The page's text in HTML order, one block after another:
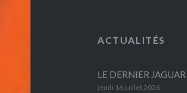
ACTUALITÉS
LE DERNIER
jeudi 16 juillet 2026